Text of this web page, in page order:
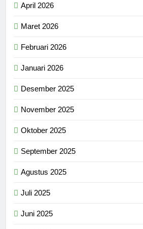
April 2026
Maret 2026
Februari 2026
Januari 2026
Desember 2025
November 2025
Oktober 2025
September 2025
Agustus 2025
Juli 2025
Juni 2025